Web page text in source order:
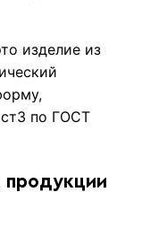
изделие из
по ГОСТ
продукции